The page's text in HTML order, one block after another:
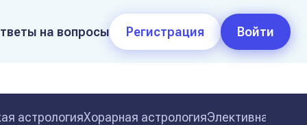
на вопросы Регистрация Войти
астрологияХорарная астрологияЭлективная